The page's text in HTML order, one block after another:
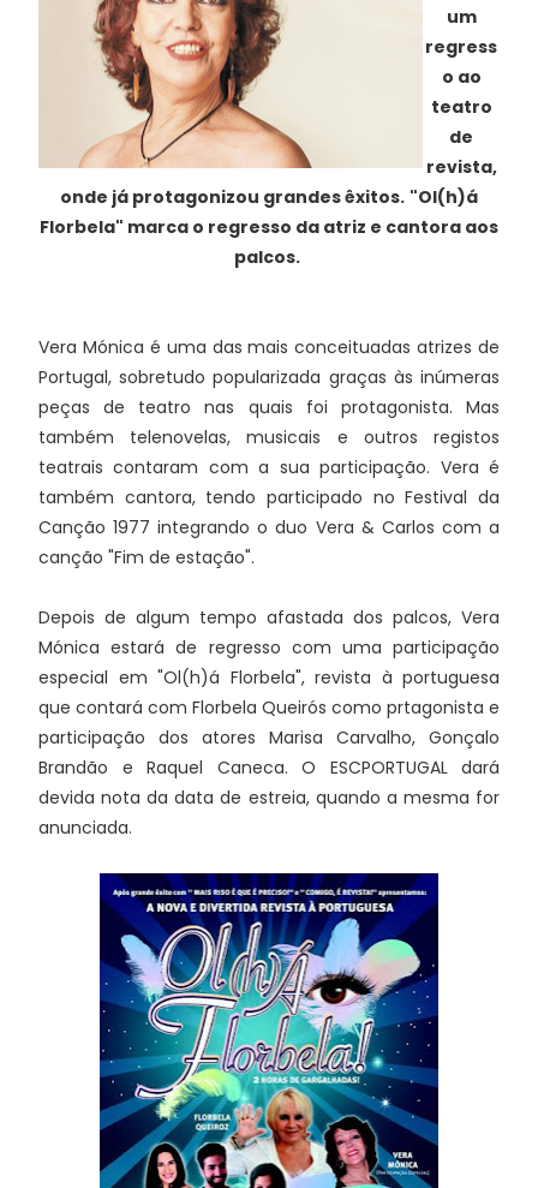
um
regress
o ao
teatro
de
revista,
onde já protagonizou grandes êxitos. "Ol(h)á
Florbela" marca o regresso da atriz e cantora aos
palcos.
Vera Mónica é uma das mais conceituadas atrizes de
Portugal, sobretudo popularizada graças às inúmeras
peças de teatro nas quais foi protagonista. Mas
também telenovelas, musicais e outros registos
teatrais contaram com a sua participação. Vera é
também cantora, tendo participado no Festival da
Canção 1977 integrando o duo Vera & Carlos com a
canção "Fim de estação".
Depois de algum tempo afastada dos palcos, Vera
Mónica estará de regresso com uma participação
especial em "Ol(h)á Florbela", revista à portuguesa
que contará com Florbela Queirós como prtagonista e
participação dos atores Marisa Carvalho, Gonçalo
Brandão e Raquel Caneca. O ESCPORTUGAL dará
devida nota da data de estreia, quando a mesma for
anunciada.